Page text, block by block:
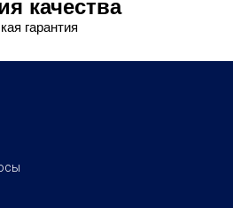
качества
гарантия